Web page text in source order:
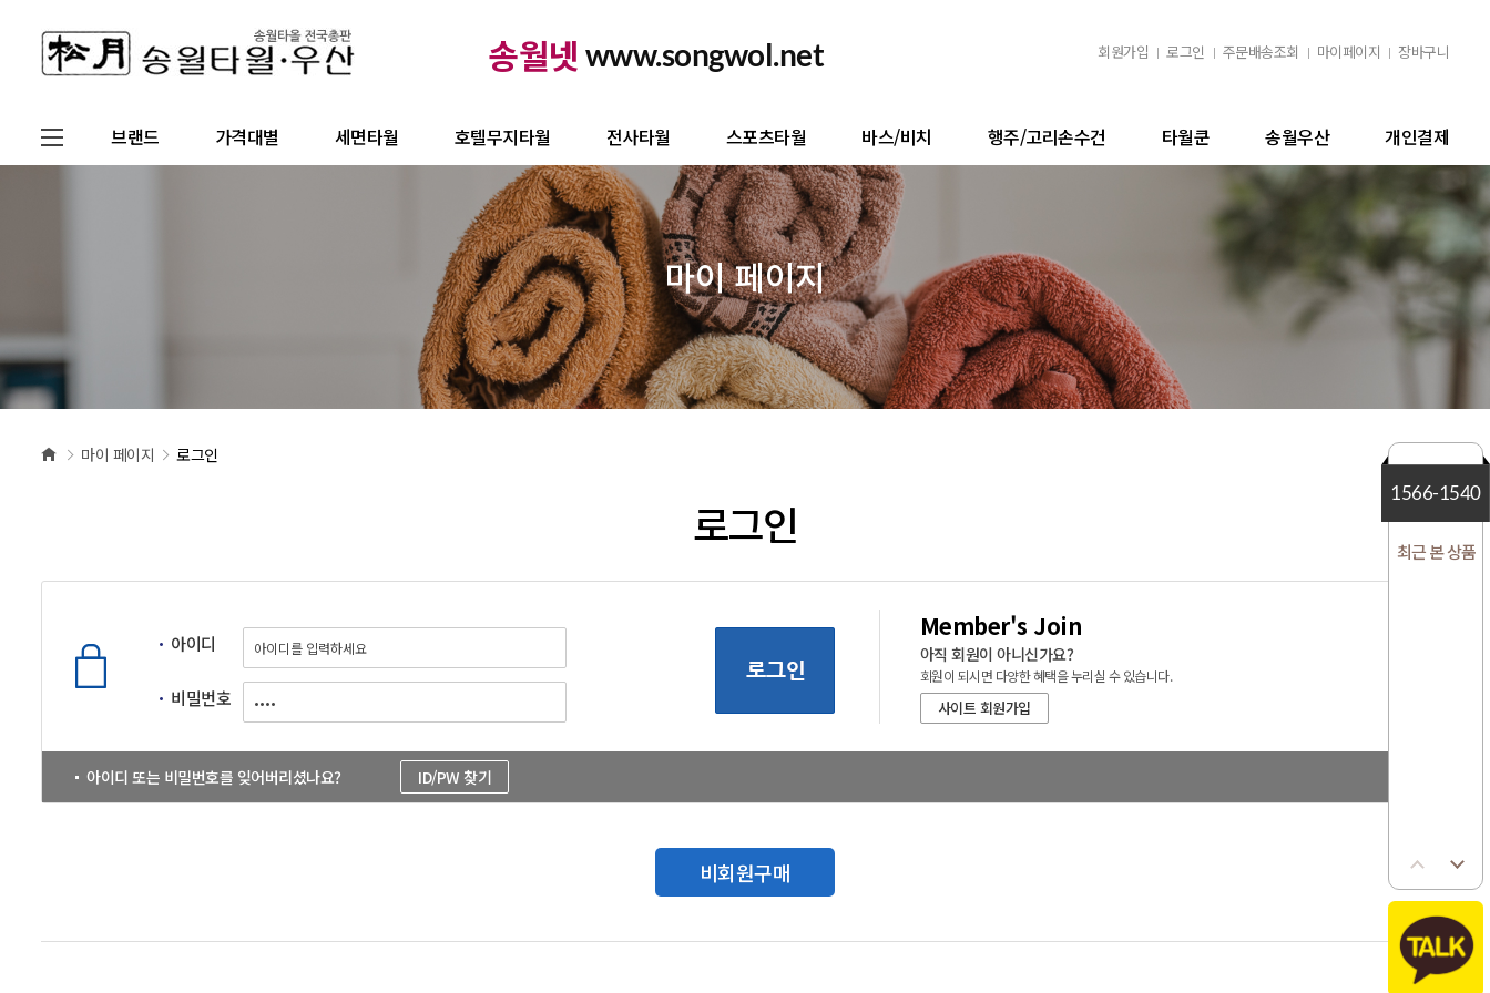
송월넷 www.songwol.net 회원가입 로그인 주문배송조회 마이페이지 장바구니
브랜드 가격대별 세면타월 호텔무지타월 전사타월 스포츠타월 바스/비치 행주/고리손수건 타월쿤 송월우산 개인결제
마이 페이지
1566-1540
최근 본 상품
마이 페이지 로그인
로그인
아이디
비밀번호
Member's Join
아직 회원이 아니신가요?
회원이 되시면 다양한 혜택을 누리실 수 있습니다.
사이트 회원가입
아이디 또는 비밀번호를 잊어버리셨나요? ID/PW 찾기
비회원구매